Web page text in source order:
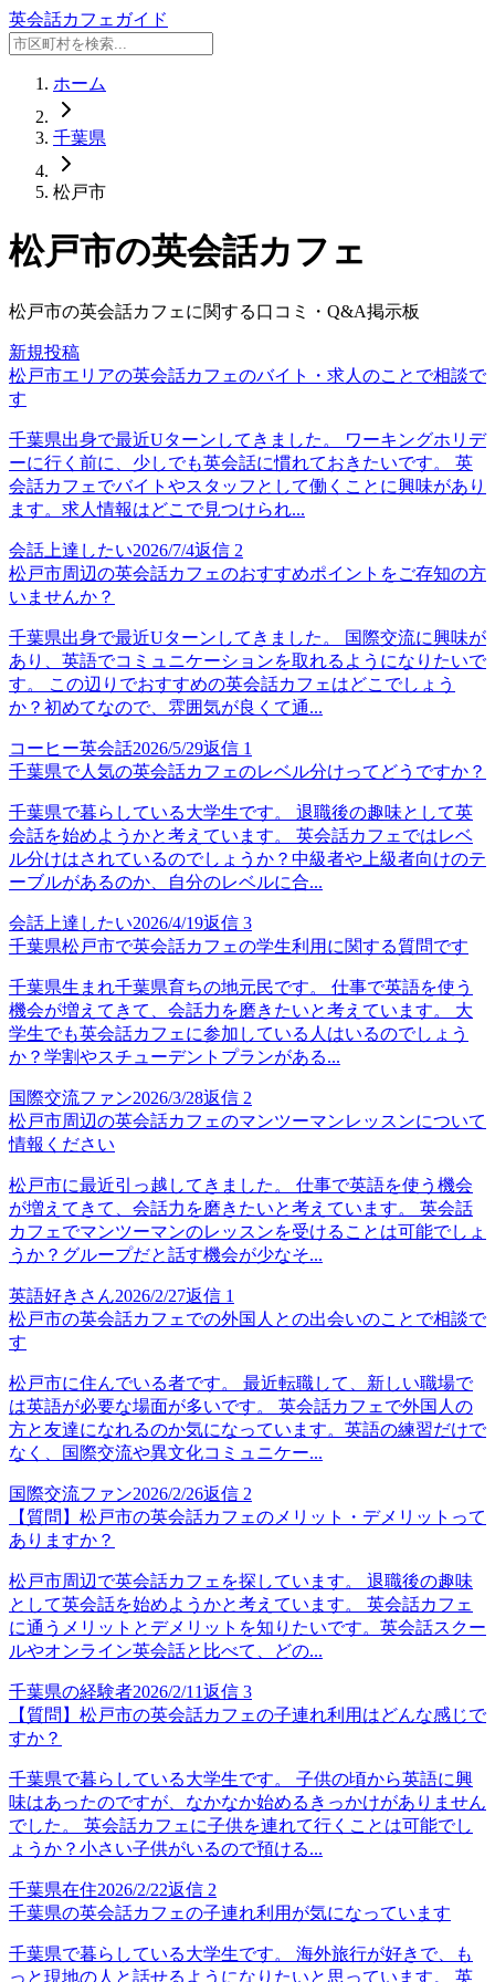
英会話カフェガイド
ホーム
千葉県
松戸市
松戸市の英会話カフェ
松戸市の英会話カフェに関する口コミ・Q&A掲示板
新規投稿
松戸市エリアの英会話カフェのバイト・求人のことで相談で
す
千葉県出身で最近Uターンしてきました。 ワーキングホリデ
ーに行く前に、少しでも英会話に慣れておきたいです。 英
会話カフェでバイトやスタッフとして働くことに興味があり
ます。求人情報はどこで見つけられ...
会話上達したい2026/7/4返信 2
松戸市周辺の英会話カフェのおすすめポイントをご存知の方
いませんか？
千葉県出身で最近Uターンしてきました。 国際交流に興味が
あり、英語でコミュニケーションを取れるようになりたいで
す。 この辺りでおすすめの英会話カフェはどこでしょう
か？初めてなので、雰囲気が良くて通...
コーヒー英会話2026/5/29返信 1
千葉県で人気の英会話カフェのレベル分けってどうですか？
千葉県で暮らしている大学生です。 退職後の趣味として英
会話を始めようかと考えています。 英会話カフェではレベ
ル分けはされているのでしょうか？中級者や上級者向けのテ
ーブルがあるのか、自分のレベルに合...
会話上達したい2026/4/19返信 3
千葉県松戸市で英会話カフェの学生利用に関する質問です
千葉県生まれ千葉県育ちの地元民です。 仕事で英語を使う
機会が増えてきて、会話力を磨きたいと考えています。 大
学生でも英会話カフェに参加している人はいるのでしょう
か？学割やスチューデントプランがある...
国際交流ファン2026/3/28返信 2
松戸市周辺の英会話カフェのマンツーマンレッスンについて
情報ください
松戸市に最近引っ越してきました。 仕事で英語を使う機会
が増えてきて、会話力を磨きたいと考えています。 英会話
カフェでマンツーマンのレッスンを受けることは可能でしょ
うか？グループだと話す機会が少なそ...
英語好きさん2026/2/27返信 1
松戸市の英会話カフェでの外国人との出会いのことで相談で
す
松戸市に住んでいる者です。 最近転職して、新しい職場で
は英語が必要な場面が多いです。 英会話カフェで外国人の
方と友達になれるのか気になっています。英語の練習だけで
なく、国際交流や異文化コミュニケー...
国際交流ファン2026/2/26返信 2
【質問】松戸市の英会話カフェのメリット・デメリットって
ありますか？
松戸市周辺で英会話カフェを探しています。 退職後の趣味
として英会話を始めようかと考えています。 英会話カフェ
に通うメリットとデメリットを知りたいです。英会話スクー
ルやオンライン英会話と比べて、どの...
千葉県の経験者2026/2/11返信 3
【質問】松戸市の英会話カフェの子連れ利用はどんな感じで
すか？
千葉県で暮らしている大学生です。 子供の頃から英語に興
味はあったのですが、なかなか始めるきっかけがありません
でした。 英会話カフェに子供を連れて行くことは可能でし
ょうか？小さい子供がいるので預ける...
千葉県在住2026/2/22返信 2
千葉県の英会話カフェの子連れ利用が気になっています
千葉県で暮らしている大学生です。 海外旅行が好きで、も
っと現地の人と話せるようになりたいと思っています。 英